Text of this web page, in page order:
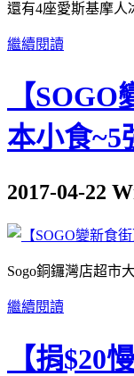
還有4座愛斯基摩人
繼續閱讀
【
本小食~5
2017-04-22
Sogo銅鑼灣店超市
繼續閱讀
【捐$20